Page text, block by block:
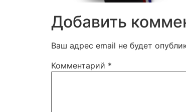
Добавить
Ваш адрес email не будет
Комментарий *